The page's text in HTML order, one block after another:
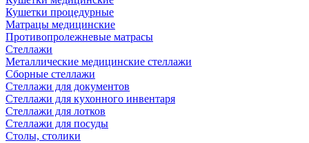
Кушетки процедурные
Матрацы медицинские
Противопролежневые матрасы
Стеллажи
Металлические медицинские стеллажи
Сборные стеллажи
Стеллажи для документов
Стеллажи для кухонного инвентаря
Стеллажи для лотков
Стеллажи для посуды
Столы, столики